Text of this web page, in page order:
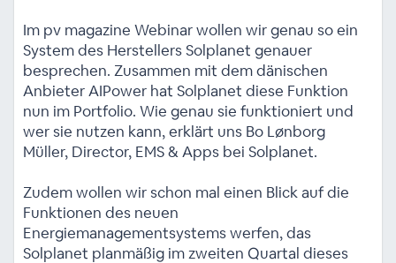
Im pv magazine Webinar wollen wir genau so ein
System des Herstellers Solplanet genauer
besprechen. Zusammen mit dem dänischen
Anbieter AIPower hat Solplanet diese Funktion
nun im Portfolio. Wie genau sie funktioniert und
wer sie nutzen kann, erklärt uns Bo Lønborg
Müller, Director, EMS & Apps bei Solplanet.
Zudem wollen wir schon mal einen Blick auf die
Funktionen des neuen
Energiemanagementsystems werfen, das
Solplanet planmäßig im zweiten Quartal dieses